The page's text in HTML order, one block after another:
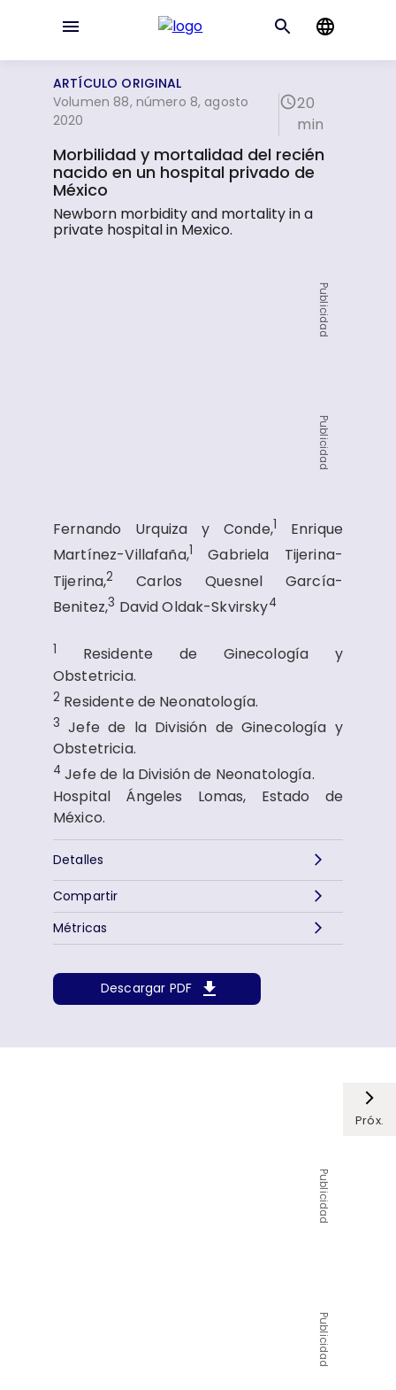
ARTÍCULO ORIGINAL
Volumen 88, número 8, agosto
2020
20
min
Morbilidad y mortalidad del recién
nacido en un hospital privado de
México
Newborn morbidity and mortality in a
private hospital in Mexico.
Publicidad
Publicidad
Fernando Urquiza y Conde,1 Enrique
Martínez-Villafaña,1Gabriela Tijerina-
Tijerina,2
Carlos Quesnel García-
Benitez,3 David Oldak-Skvirsky4
1 Residente de Ginecología y
Obstetricia.
2 Residente de Neonatología.
3 Jefe de la División de Ginecología y
Obstetricia.
4 Jefe de la División de Neonatología.
Hospital Ángeles Lomas, Estado de
México.
Detalles
Descargar PDF
Métricas
Compartir
Próx.
Publicidad
Publicidad